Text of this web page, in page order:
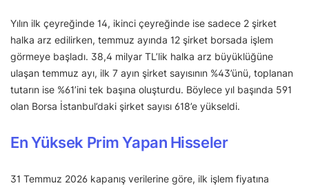
Yılın ilk çeyreğinde 14, ikinci çeyreğinde ise sadece 2 şirket
halka arz edilirken, temmuz ayında 12 şirket borsada işlem
görmeye başladı. 38,4 milyar TL’lik halka arz büyüklüğüne
ulaşan temmuz ayı, ilk 7 ayın şirket sayısının %43’ünü, toplanan
tutarın ise %61’ini tek başına oluşturdu. Böylece yıl başında 591
olan Borsa İstanbul’daki şirket sayısı 618’e yükseldi.
En Yüksek Prim Yapan Hisseler
31 Temmuz 2026 kapanış verilerine göre, ilk işlem fiyatına